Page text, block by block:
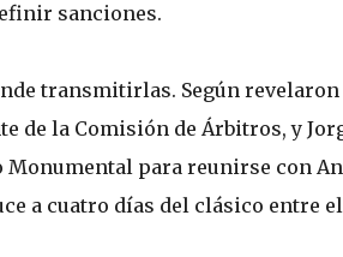
sanciones.
transmitirlas. Según revelaron
de la Comisión de Árbitros, y
Monumental para reunirse con
a cuatro días del clásico entre el